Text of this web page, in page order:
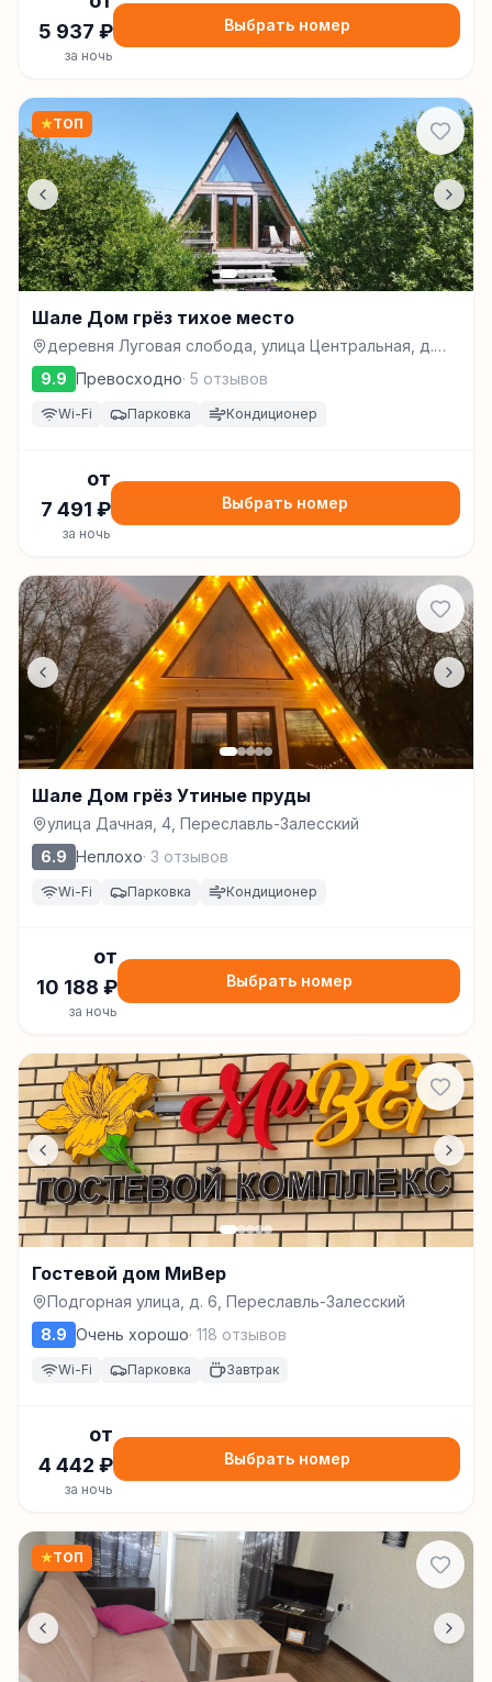
5 937 ₽
за ночь
Выбрать номер
★ТОП
Шале Дом грёз тихое место
деревня Луговая слобода, улица Центральная, д.
34, Переславль-Залесский
9.9 Превосходно· 5 отзывов
Wi-Fi Парковка Кондиционер
от
7 491 ₽
за ночь
Выбрать номер
Шале Дом грёз Утиные пруды
улица Дачная, 4, Переславль-Залесский
6.9 Неплохо· 3 отзывов
Wi-Fi Парковка Кондиционер
от
10 188 ₽
за ночь
Выбрать номер
Гостевой дом МиВер
Подгорная улица, д. 6, Переславль-Залесский
8.9 Очень хорошо· 118 отзывов
Wi-Fi Парковка Завтрак
от
4 442 ₽
за ночь
Выбрать номер
★ТОП